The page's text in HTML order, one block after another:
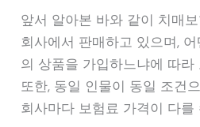
앞서 알아본 바와 같이 치매
회사에서 판매하고 있으며,
의 상품을 가입하느냐에 따라
또한, 동일 인물이 동일 조건
회사마다 보험료 가격이 다를